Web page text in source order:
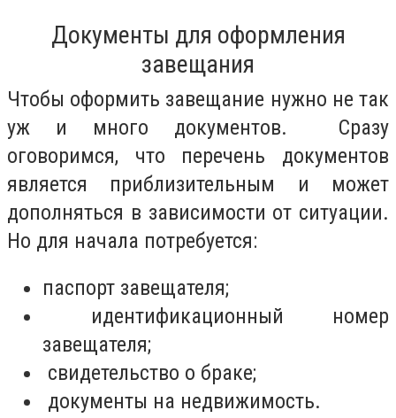
Документы для оформления
завещания
Чтобы оформить завещание нужно не так
уж и много документов. Сразу
оговоримся, что перечень документов
является приблизительным и может
дополняться в зависимости от ситуации.
Но для начала потребуется:
паспорт завещателя;
идентификационный номер
завещателя;
свидетельство о браке;
документы на недвижимость.